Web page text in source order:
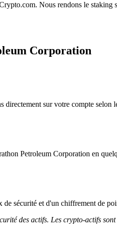
Nous rendons le
Corporation
sur votre compte selon
Petroleum Corporation en
de sécurité et d'un chiffrement de
des actifs. Les crypto-actifs